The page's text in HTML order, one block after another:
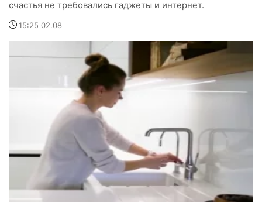
счастья не требовались гаджеты и интернет.
15:25 02.08